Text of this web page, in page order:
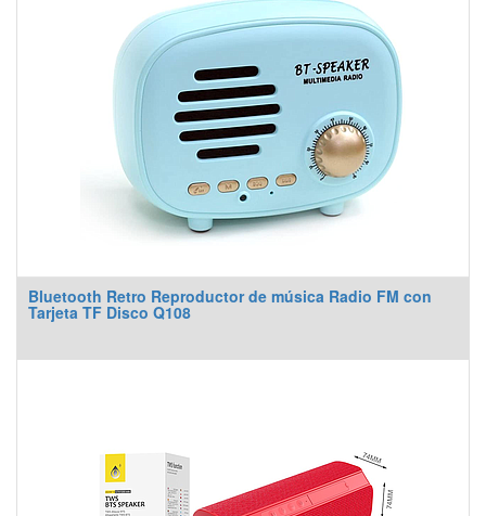
Bluetooth Retro Reproductor de música Radio FM con
Tarjeta TF Disco Q108